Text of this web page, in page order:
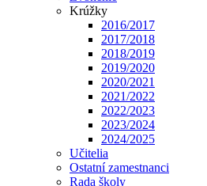
Krúžky
2016/2017
2017/2018
2018/2019
2019/2020
2020/2021
2021/2022
2022/2023
2023/2024
2024/2025
Učitelia
Ostatní zamestnanci
Rada školy